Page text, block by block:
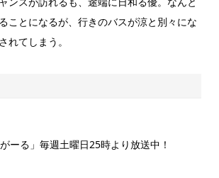
ことになるが、行きのバスが涼と別々にな
れてしまう。
ーる」毎週土曜日25時より放送中！